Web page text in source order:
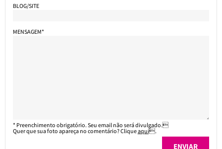
BLOG/SITE
MENSAGEM*
* Preenchimento obrigatório. Seu email não será divulgado.
Quer que sua foto apareça no comentário? Cliqueaqui.